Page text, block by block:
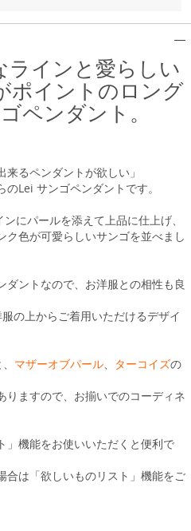
ラインと愛らしい
ポイントのロング
ペンダント。
来るペンダントが欲しい」
Lei サンゴペンダントです。
にパールを添えて上品に仕上げ、
ク色が可愛らしいサンゴを並べまし
ダントなので、お洋服との相性も良
の上からご着用いただけるデザイ
マザーオブパール、 ターコイズの
りますので、お揃いでのコーディネ
」機能をお使いいただくと便利で
合は「欲しいものリスト」機能をご